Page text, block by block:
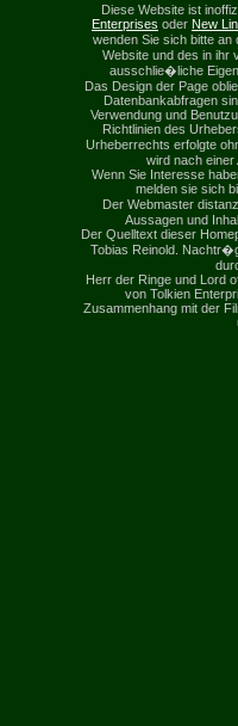
Diese Website ist
Enterprises oder New
wenden Sie sich bitte an
Website und des in ihr
ausschlie�liche
Das Design der Page
Datenbankabfragen
Verwendung und
Richtlinien des
Urheberrechts erfolgte
wird nach
Wenn Sie Interesse
melden sie sich
Der Webmaster
Aussagen und
Der Quelltext dieser
Tobias Reinold.
Herr der Ringe und Lord
von Tolkien
Zusammenhang mit der